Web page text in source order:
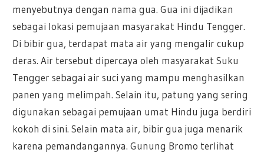
menyebutnya dengan nama gua. Gua ini dijadikan
sebagai lokasi pemujaan masyarakat Hindu Tengger.
Di bibir gua, terdapat mata air yang mengalir cukup
deras. Air tersebut dipercaya oleh masyarakat Suku
Tengger sebagai air suci yang mampu menghasilkan
panen yang melimpah. Selain itu, patung yang sering
digunakan sebagai pemujaan umat Hindu juga berdiri
kokoh di sini. Selain mata air, bibir gua juga menarik
karena pemandangannya. Gunung Bromo terlihat